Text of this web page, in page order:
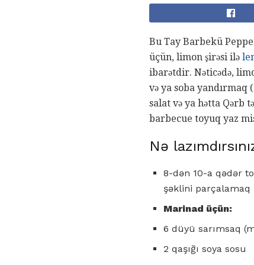
Bu Tay Barbekü
üçün, limon şirəsi ilə
ibarətdir. Nəticədə,
və ya soba
salat və ya hətta Qərb
barbecue toyuq yaz
Nə
8-dən 10-a qədər
şəklini
Marinad üçün:
6 düyü sarımsaq
2 qaşığı soya sosu